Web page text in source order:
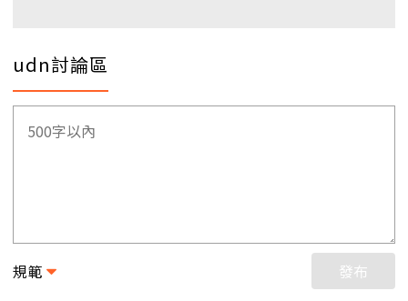
udn討論區
規範 發布